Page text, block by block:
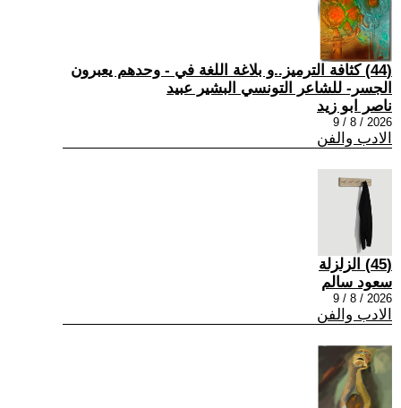
(44) كثافة الترميز..و بلاغة اللغة في - وحدهم يعبرون
الجسر- للشاعر التونسي البشير عبيد
ناصر ابو زيد
2026 / 8 / 9
الادب والفن
(45) الزلزلة
سعود سالم
2026 / 8 / 9
الادب والفن